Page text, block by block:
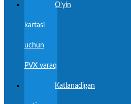
O'yin
kartasi
uchun
PVX varaq
Katlanadigan